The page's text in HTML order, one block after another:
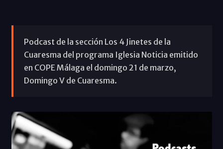
Podcast de la sección Los 4 Jinetes de la
Cuaresma del programa Iglesia Noticia emitido
en COPE Málaga el domingo 21 de marzo,
Domingo V de Cuaresma.